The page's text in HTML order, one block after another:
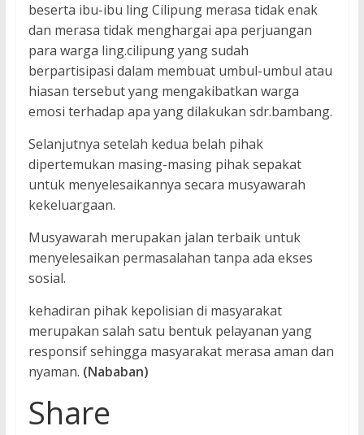
beserta ibu-ibu ling Cilipung merasa tidak enak
dan merasa tidak menghargai apa perjuangan
para warga ling.cilipung yang sudah
berpartisipasi dalam membuat umbul-umbul atau
hiasan tersebut yang mengakibatkan warga
emosi terhadap apa yang dilakukan sdr.bambang.
Selanjutnya setelah kedua belah pihak
dipertemukan masing-masing pihak sepakat
untuk menyelesaikannya secara musyawarah
kekeluargaan.
Musyawarah merupakan jalan terbaik untuk
menyelesaikan permasalahan tanpa ada ekses
sosial.
kehadiran pihak kepolisian di masyarakat
merupakan salah satu bentuk pelayanan yang
responsif sehingga masyarakat merasa aman dan
nyaman. (Nababan)
Share